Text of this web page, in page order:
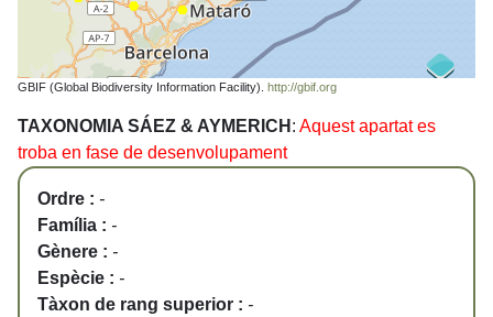
GBIF (Global Biodiversity Information Facility). http://gbif.org
TAXONOMIA SÁEZ & AYMERICH : Aquest apartat es
troba en fase de desenvolupament
Ordre : -
Família : -
Gènere : -
Espècie : -
Tàxon de rang superior : -